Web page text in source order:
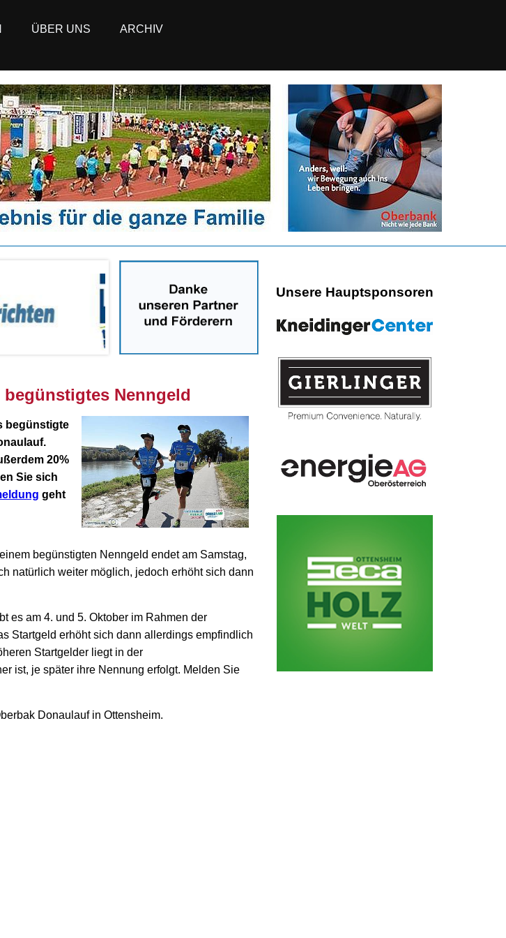
ÜBER UNS ARCHIV
begünstigtes Nenngeld
begünstigte
20%
Sie sich
geht
begünstigten Nenngeld endet am Samstag,
natürlich weiter möglich, jedoch erhöht sich dann
es am 4. und 5. Oktober im Rahmen der
Startgeld erhöht sich dann allerdings empfindlich
Startgelder liegt in der
ist, je später ihre Nennung erfolgt. Melden Sie
Donaulauf in Ottensheim.
Unsere Hauptsponsoren